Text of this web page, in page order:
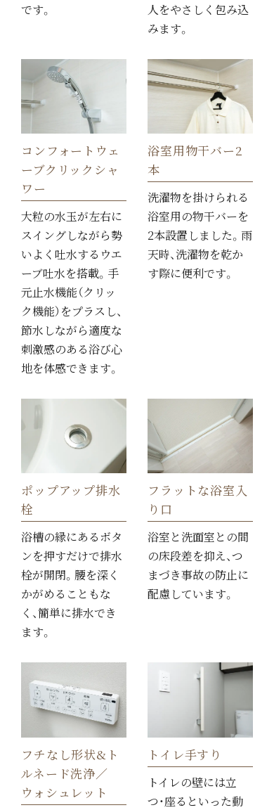
です。
人をやさしく包み込
みます。
コンフォートウェ
ーブクリックシャ
ワー
大粒の水玉が左右に
スイングしながら勢
いよく吐水するウエ
ーブ吐水を搭載。手
元止水機能（クリッ
ク機能）をプラスし、
節水しながら適度な
刺激感のある浴び心
地を体感できます。
浴室用物干バー2
本
洗濯物を掛けられる
浴室用の物干バーを
2本設置しました。雨
天時、洗濯物を乾か
す際に便利です。
ポップアップ排水
栓
浴槽の縁にあるボタ
ンを押すだけで排水
栓が開閉。腰を深く
かがめることもな
く、簡単に排水でき
ます。
フラットな浴室入
り口
浴室と洗面室との間
の床段差を抑え、つ
まづき事故の防止に
配慮しています。
フチなし形状&ト
ルネード洗浄／
ウォシュレット
トイレ手すり
トイレの壁には立
つ・座るといった動